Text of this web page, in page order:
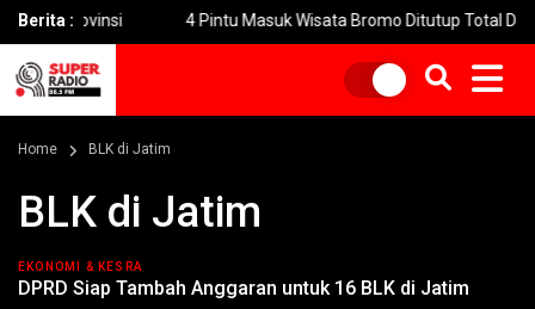
Berita :
Provinsi 4 Pintu Masuk Wisata Bromo Ditutup Total Dampak
Home BLK di Jatim
BLK di Jatim
EKONOMI & KESRA
DPRD Siap Tambah Anggaran untuk 16 BLK di Jatim